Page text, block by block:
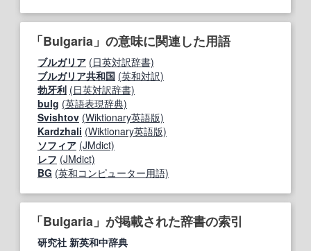
「Bulgaria」の意味に関連した用語
ブルガリア (日英対訳辞書)
ブルガリア共和国 (英和対訳)
勃牙利 (日英対訳辞書)
bulg (英語表現辞典)
Svishtov (Wiktionary英語版)
Kardzhali (Wiktionary英語版)
ソフィア (JMdict)
レフ (JMdict)
BG (英和コンピューター用語)
「Bulgaria」が掲載された辞書の索引
研究社 新英和中辞典